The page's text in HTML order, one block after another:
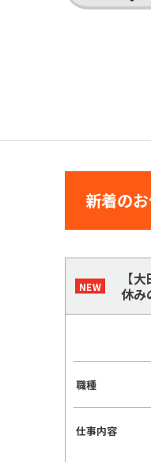
新着の
【
休み
職種
仕事内容